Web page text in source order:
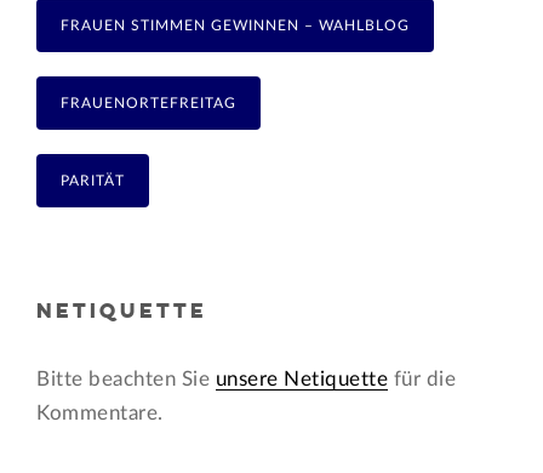
FRAUEN STIMMEN GEWINNEN – WAHLBLOG
FRAUENORTEFREITAG
PARITÄT
NETIQUETTE
Bitte beachten Sie unsere Netiquette für die
Kommentare.